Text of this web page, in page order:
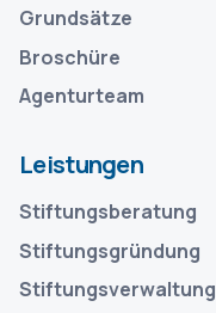
Grundsätze
Broschüre
Agenturteam
Leistungen
Stiftungsberatung
Stiftungsgründung
Stiftungsverwaltung